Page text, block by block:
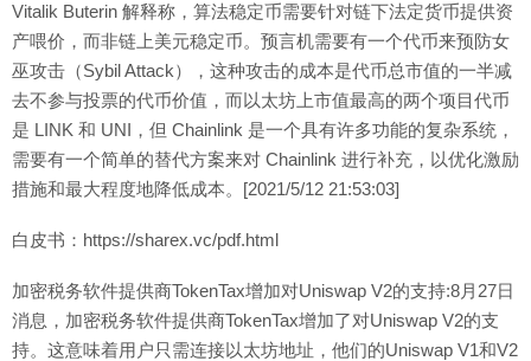
Vitalik Buterin 解释称，算法稳定币需要针对链下法定货币提供资
产喂价，而非链上美元稳定币。预言机需要有一个代币来预防女
巫攻击（Sybil Attack），这种攻击的成本是代币总市值的一半减
去不参与投票的代币价值，而以太坊上市值最高的两个项目代币
是 LINK 和 UNI，但 Chainlink 是一个具有许多功能的复杂系统，
需要有一个简单的替代方案来对 Chainlink 进行补充，以优化激励
措施和最大程度地降低成本。[2021/5/12 21:53:03]
白皮书：https://sharex.vc/pdf.html
加密税务软件提供商TokenTax增加对Uniswap V2的支持:8月27日
消息，加密税务软件提供商TokenTax增加了对Uniswap V2的支
持。这意味着用户只需连接以太坊地址，他们的Uniswap V1和V2